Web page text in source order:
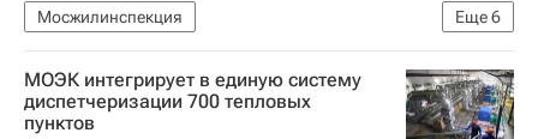
Еще6
Мосжилинспекция
Москва Сегодня: мегаполис для жизни
ЖКХ
Городское хозяйство Москвы
Комплекс городского хозяйства Москвы
МОЭК интегрирует в единую систему
диспетчеризации 700 тепловых
пунктов